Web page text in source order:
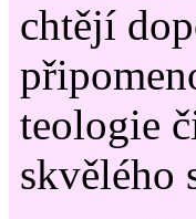
chtějí
teologie
skvělého